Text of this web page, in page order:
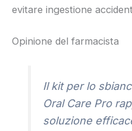
evitare ingestione
Opinione del farmacista
Il kit per lo
Oral Care Pro
soluzione